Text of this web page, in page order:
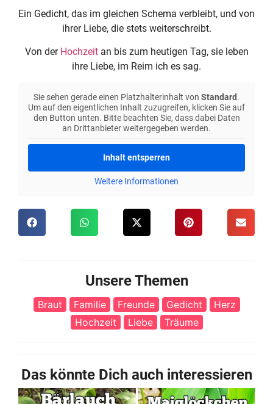
Ein Gedicht, das im gleichen Schema verbleibt, und von
ihrer Liebe, die stets weiterschreibt.
Von der Hochzeitan bis zum heutigen Tag, sie leben
ihre Liebe, im Reim ich es sag.
Sie sehen gerade einen Platzhalterinhalt von Standard.
Um auf den eigentlichen Inhalt zuzugreifen, klicken Sie auf
den Button unten. Bitte beachten Sie, dass dabei Daten
an Drittanbieter weitergegeben werden.
Inhalt entsperren
Weitere Informationen
Unsere Themen
Braut Familie Freunde Gedicht
Herz
Hochzeit
Liebe Träume
Das könnte Dich auch interessieren